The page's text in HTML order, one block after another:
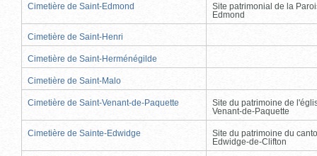
Cimetière de Saint-Edmond
Site patrimonial de la
Edmond
Cimetière de Saint-Henri
Cimetière de Saint-Herménégilde
Cimetière de Saint-Malo
Cimetière de Saint-Venant-de-Paquette
Site du patrimoine de
Venant-de-Paquette
Cimetière de Sainte-Edwidge
Site du patrimoine du
Edwidge-de-Clifton